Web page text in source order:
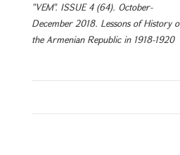
"VEM". ISSUE 4 (64). October-
December 2018. Lessons of History
the Armenian Republic in 1918-1920